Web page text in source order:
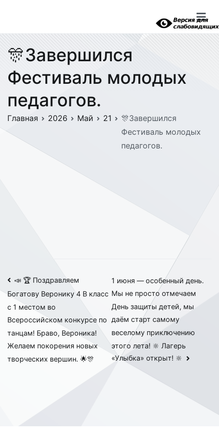
🎊Завершился
Фестиваль молодых
педагогов.
Главная 2026 Май 21
🎊Завершился
Фестиваль молодых
педагогов.
Навигация
по
записям
📣 🏆 Поздравляем
Богатову Веронику 4 В класс
с 1 местом во
Всероссийском конкурсе по
танцам! Браво, Вероника!
Желаем покорения новых
творческих вершин. 🌟🎊
1 июня — особенный день.
Мы не просто отмечаем
День защиты детей, мы
даём старт самому
веселому приключению
этого лета! 🔆 Лагерь
«Улыбка» открыт! 🔆